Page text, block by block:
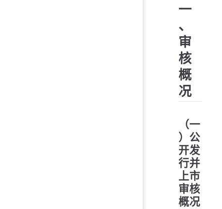
一
、
审
核
概
况
（一
）公
开发
行并
上市
审核
概况